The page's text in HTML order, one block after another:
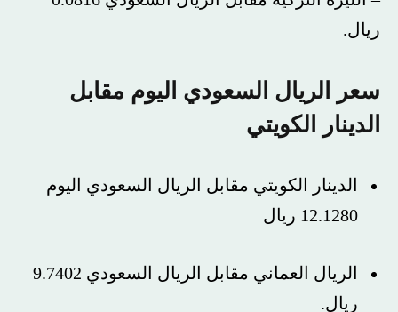
ريال.
سعر الريال السعودي اليوم مقابل
الدينار الكويتي
الدينار الكويتي مقابل الريال السعودي اليوم
12.1280 ريال
الريال العماني مقابل الريال السعودي 9.7402
ريال.